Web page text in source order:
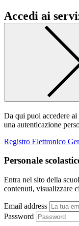
Accedi ai
Da qui puoi accedere
una autenticazione
Registro Elettronico
Personale
Entra nel sito della
contenuti, visualizzare
Email address
Password